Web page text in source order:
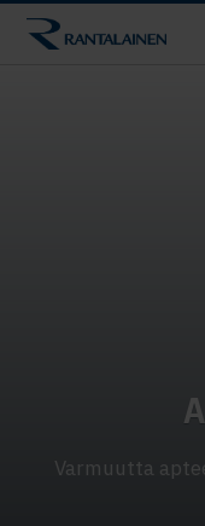
Varmuutta